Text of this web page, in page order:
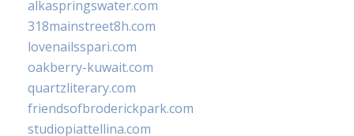
alkaspringswater.com
318mainstreet8h.com
lovenailsspari.com
oakberry-kuwait.com
quartzliterary.com
friendsofbroderickpark.com
studiopiattellina.com